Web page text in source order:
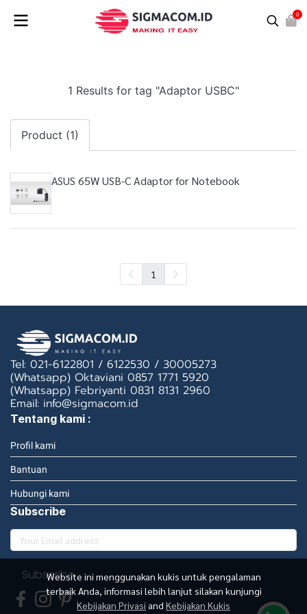
0
1 Results for tag "Adaptor USBC"
Product (1)
ASUS 65W USB-C Adaptor for Notebook
1
Website ini menggunakan kukis untuk pengalaman
terbaik Anda, informasi lebih lanjut silakan kunjungi
Kebijakan Privasi and Kebijakan Kukis
Tel: 021-6122801 / 6122530 / 30005273
(Whatsapp) Oktaviani 0857 1771 5920
(Whatsapp) Febriyanti 0831 8131 2960
Email: info@sigmacom.id
Tentang kami :
Profil kami
Bantuan
Hubungi kami
Subscribe
Subscribe